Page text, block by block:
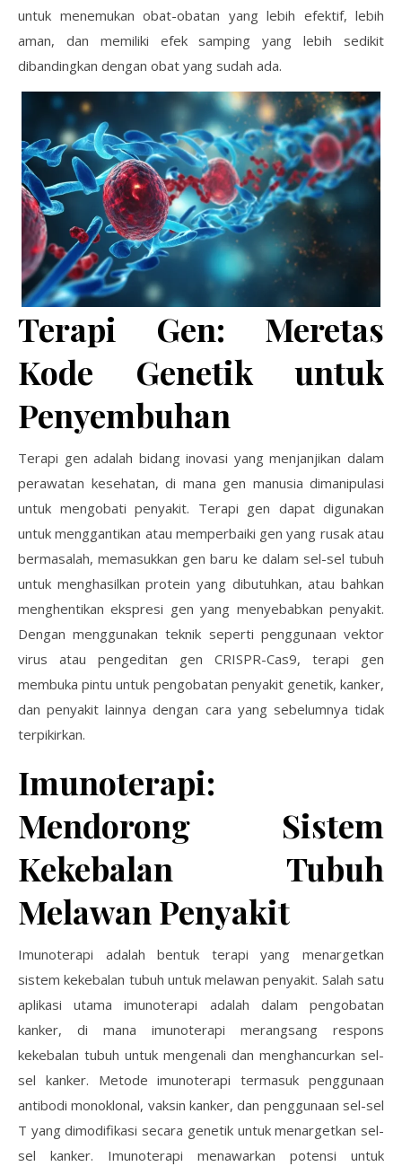
untuk menemukan obat-obatan yang lebih efektif, lebih
aman, dan memiliki efek samping yang lebih sedikit
dibandingkan dengan obat yang sudah ada.
Terapi Gen: Meretas
Kode Genetik untuk
Penyembuhan
Terapi gen adalah bidang inovasi yang menjanjikan dalam
perawatan kesehatan, di mana gen manusia dimanipulasi
untuk mengobati penyakit. Terapi gen dapat digunakan
untuk menggantikan atau memperbaiki gen yang rusak atau
bermasalah, memasukkan gen baru ke dalam sel-sel tubuh
untuk menghasilkan protein yang dibutuhkan, atau bahkan
menghentikan ekspresi gen yang menyebabkan penyakit.
Dengan menggunakan teknik seperti penggunaan vektor
virus atau pengeditan gen CRISPR-Cas9, terapi gen
membuka pintu untuk pengobatan penyakit genetik, kanker,
dan penyakit lainnya dengan cara yang sebelumnya tidak
terpikirkan.
Imunoterapi:
Mendorong Sistem
Kekebalan Tubuh
Melawan Penyakit
Imunoterapi adalah bentuk terapi yang menargetkan
sistem kekebalan tubuh untuk melawan penyakit. Salah satu
aplikasi utama imunoterapi adalah dalam pengobatan
kanker, di mana imunoterapi merangsang respons
kekebalan tubuh untuk mengenali dan menghancurkan sel-
sel kanker. Metode imunoterapi termasuk penggunaan
antibodi monoklonal, vaksin kanker, dan penggunaan sel-sel
T yang dimodifikasi secara genetik untuk menargetkan sel-
sel kanker. Imunoterapi menawarkan potensi untuk